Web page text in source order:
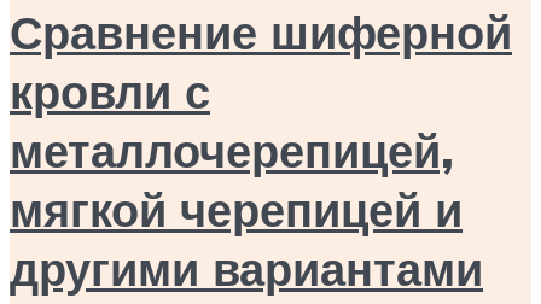
Сравнение шиферной
кровли с
металлочерепицей,
мягкой черепицей и
другими вариантами